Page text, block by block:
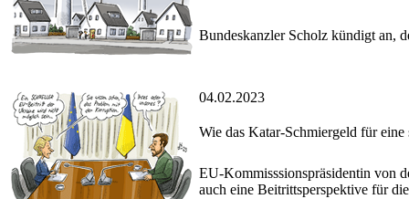
Bundeskanzler Scholz kündigt an,
04.02.2023
Wie das Katar-Schmiergeld für eine
EU-Kommisssionspräsidentin von
auch eine Beitrittsperspektive für